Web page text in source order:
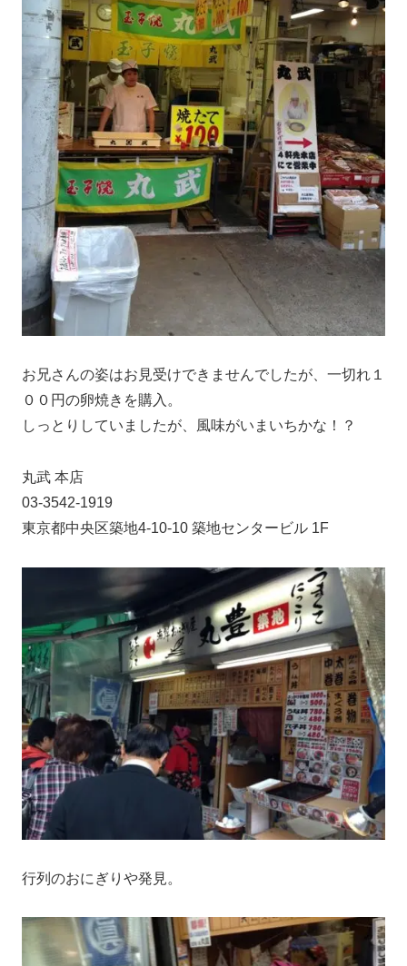
お兄さんの姿はお見受けできませんでしたが、一切れ１
００円の卵焼きを購入。
しっとりしていましたが、風味がいまいちかな！？
丸武 本店
03-3542-1919
東京都中央区築地4-10-10 築地センタービル 1F
行列のおにぎりや発見。